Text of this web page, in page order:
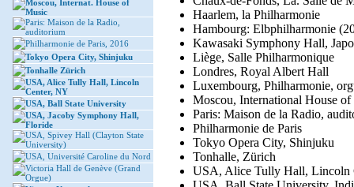
Moscou, Internat. House of
Music
Paris: Maison de la Radio,
auditorium
Philharmonie de Paris, 2016
Tokyo Opera City, Shinjuku
Tonhalle Zürich
USA, Alice Tully Hall, Lincoln
Center, NY
USA, Ball State University
USA, Jacoby Symphony Hall,
Floride
USA, Spivey Hall (Clayton State
University)
USA, Université Caroline du Nord
Victoria Hall de Genève (Grand
Orgue)
Haarlem, la Philharmonie
Hambourg: Elbphilharmonie
Kawasaki Symphony Hall,
Liège, Salle Philharmonique
Londres, Royal Albert Hall
Luxembourg, Philharmonie,
Moscou, International House
Paris: Maison de la Radio,
Philharmonie de Paris
Tokyo Opera City, Shinjuku
Tonhalle, Zürich
USA, Alice Tully Hall, Lincoln